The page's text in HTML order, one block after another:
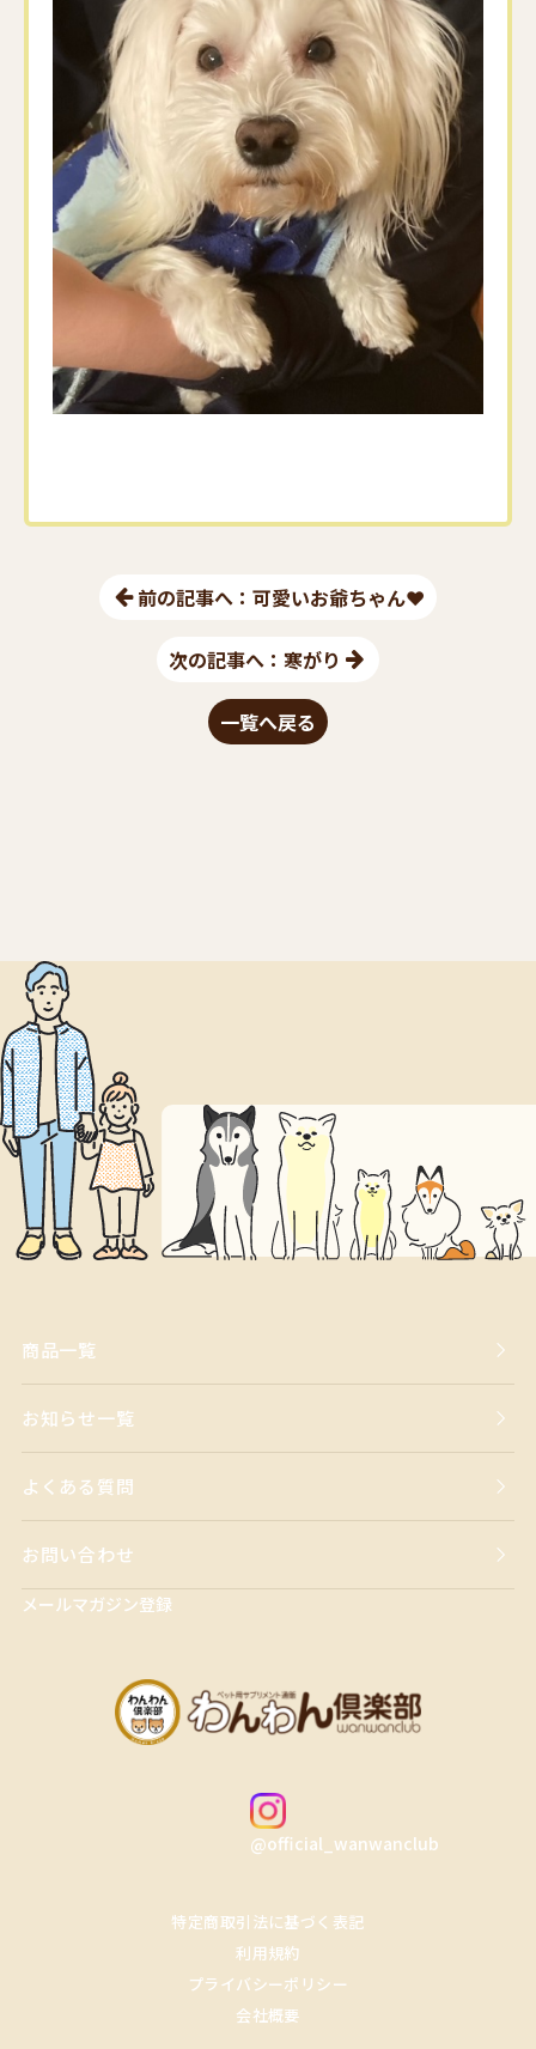
前の記事へ：可愛いお爺ちゃん❤︎
一覧へ戻る
次の記事へ：寒がり
商品一覧
お知らせ一覧
よくある質問
お問い合わせ
メールマガジン登録
@official_wanwanclub
特定商取引法に基づく表記
利用規約
プライバシーポリシー
会社概要